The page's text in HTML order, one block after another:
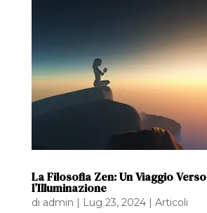
La Filosofia Zen: Un Viaggio Verso
l’Illuminazione
di admin | Lug 23, 2024| Articoli